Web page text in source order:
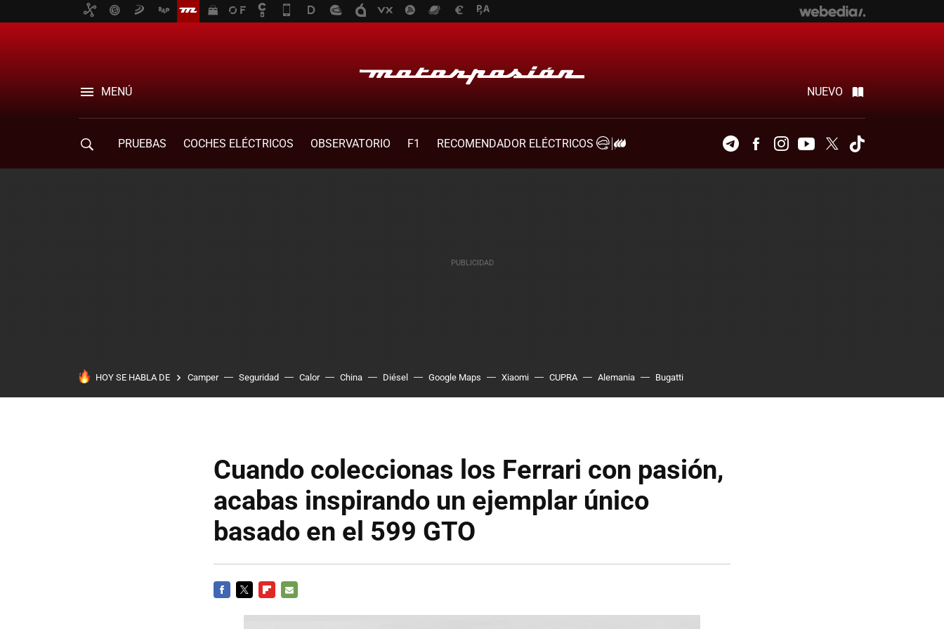
MENÚ NUEVO
PRUEBAS COCHES ELÉCTRICOS OBSERVATORIO F1
RECOMENDADOR ELÉCTRICOS
TelegramFacebookInstagramYoutubeTwitter
HOY SE HABLA DE Camper Seguridad Calor China Diésel Google Maps Xiaomi CUPRA Alemania Bugatti
Cuando coleccionas los Ferrari con pasión,
acabas inspirando un ejemplar único
basado en el 599 GTO